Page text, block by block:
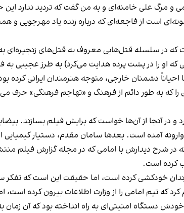
و مرگ علی خامنه‌ای و به من گفت که تردید ندارد
است از فاجعه‌ای که درباره زنده یاد
آغاز شد: معاون امنیتی وزارت اطلاعات که در سلسله قتل‌هایی معروف به قتل‌های
او را در پشت پرده هدایت می‌کرد) به طرز عجیبی به
دشمنان خارجی، متوجه هنرمندان ایرانی کرده
که به طور دائم از فرهنگ و «تهاجم فرهنگی» حرف
آنجا از آن‌ها خواست که برایش فیلم بسازند.
آمده است. بعدها سامان مقدم، دستیار کیمیایی
در شرح دیدارش با امامی که در مجله گزارش فیلم
کرده است.
خودکشی کرده است، اما حقیقت این است که
تیم امامی را از وزارت اطلاعات بیرون کرده است،
دستگاه امنیتی‌ای به راه انداخته بود که آن زمان